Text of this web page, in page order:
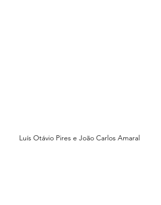
Luís Otávio Pires e João Carlos Amaral